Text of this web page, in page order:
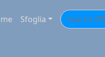
Sfoglia